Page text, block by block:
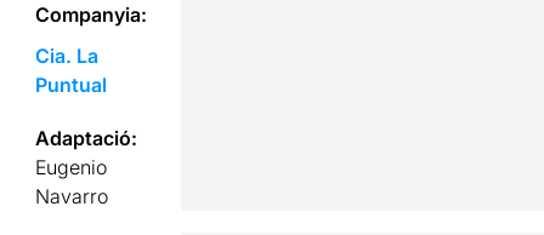
Companyia:
Cia. La
Puntual
Adaptació:
Eugenio
Navarro